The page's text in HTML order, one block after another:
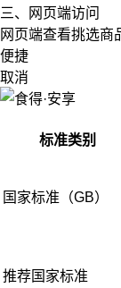
三、网页端访问
网页端查看挑选商
便捷
取消
标准类别
国家标准（GB）
推荐国家标准